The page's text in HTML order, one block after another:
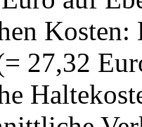
27,32